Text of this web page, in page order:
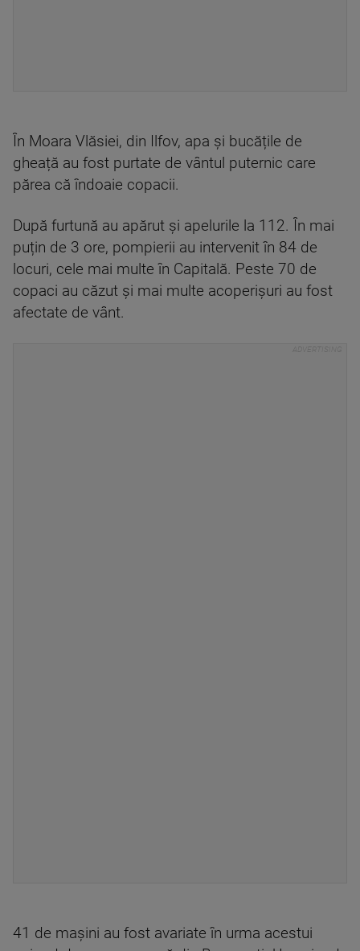
În Moara Vlăsiei, din Ilfov, apa și bucățile de
gheață au fost purtate de vântul puternic care
părea că îndoaie copacii.
După furtună au apărut și apelurile la 112. În mai
puțin de 3 ore, pompierii au intervenit în 84 de
locuri, cele mai multe în Capitală. Peste 70 de
copaci au căzut și mai multe acoperișuri au fost
afectate de vânt.
41 de mașini au fost avariate în urma acestui